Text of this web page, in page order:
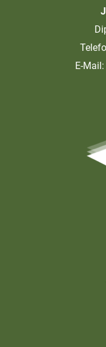
E-Mail: